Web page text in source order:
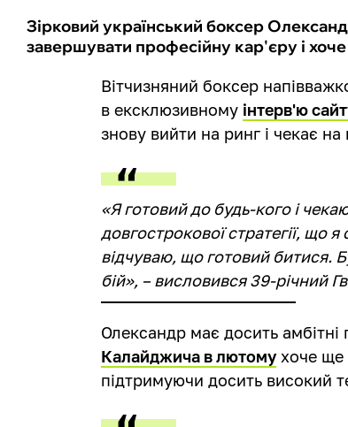
Зірковий український боксер
завершувати професійну кар'єру і
Вітчизняний боксер
в ексклюзивному інтерв'ю
знову вийти на ринг і чекає на
«Я готовий до будь-кого і
довгострокової стратегії, що
відчуваю, що готовий битися.
бій», – висловився 39-річний
Олександр має досить амбітні
Калайджича в лютомухоче ще
підтримуючи досить високий